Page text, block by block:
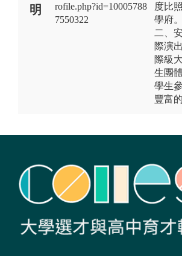
明
rofile.php?id=10005788
7550322
度比
學府。
二、
際演
際級
生團
學生
豐富